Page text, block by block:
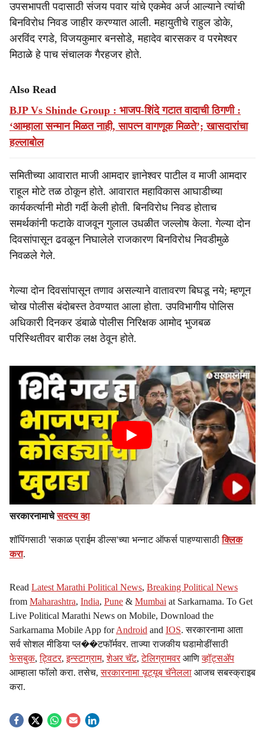
उपसभापती पदासाठी संजय पवार यांचे एकमेव अर्ज आल्याने त्यांची
बिनविरोध निवड जाहीर करण्यात आली. महायुतीचे राहुल डोके,
अरविंद रगडे, विजयकुमार बनसोडे, महादेव बारसकर व परमेश्वर
मिठाळे हे पाच संचालक गैरहजर होते.
Also Read
BJP Vs Shinde Group : भाजप-शिंदे गटात वादाची ठिगणी :
‘आम्हाला सन्मान मिळत नाही, सापत्न वागणूक मिळते’; खासदारांचा
हल्लाबोल
समितीच्या आवारात माजी आमदार ज्ञानेश्वर पाटील व माजी आमदार
राहूल मोटे तळ ठोकून होते. आवारात महाविकास आघाडीच्या
कार्यकर्त्यानी मोठी गर्दी केली होती. बिनविरोध निवड होताच
समर्थकांनी फटाके वाजवून गुलाल उधळीत जल्लोष केला. गेल्या दोन
दिवसांपासून ढवळून निघालेले राजकारण बिनविरोध निवडीमुळे
निवळले गेले.
गेल्या दोन दिवसांपासून तणाव असल्याने वातावरण बिघडू नये; म्हणून
चोख पोलीस बंदोबस्त ठेवण्यात आला होता. उपविभागीय पोलिस
अधिकारी दिनकर डंबाळे पोलीस निरिक्षक आमोद भुजबळ
परिस्थितीवर बारीक लक्ष ठेवून होते.
सरकारनामाचेसदस्य व्हा
शॉपिंगसाठी 'सकाळ प्राईम डील्स'च्या भन्नाट ऑफर्स पाहण्यासाठीक्लिक
करा.
Read Latest Marathi Political News, Breaking Political News
from Maharashtra, India, Pune & Mumbai at Sarkarnama. To Get
Live Political Marathi News on Mobile, Download the
Sarkarnama Mobile App forAndroid and IOS. सरकारनामा आता
सर्व सोशल मीडिया प्ल��टफॉर्मवर. ताज्या राजकीय घडामोडींसाठी
फेसबुक,ट्विटर,इन्स्टाग्राम,शेअर चॅट,टेलिग्रामवर आणिव्हॉट्सॲप
आम्हाला फॉलो करा. तसेच,सरकारनामा यूट्यूब चॅनेलला आजच सबस्क्राइब
करा.